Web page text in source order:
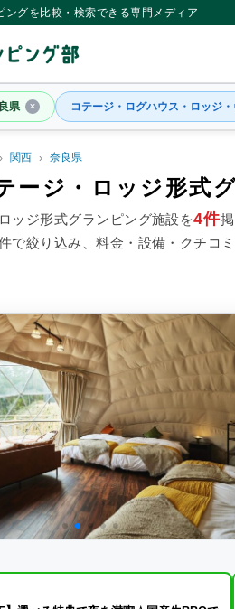
グを比較・検索できる専門メディア
県 コテージ・ログハウス・ロッジ
奈良県
シチュエーション
カップル 子連れ 大人数(
施設タイプ
ドームテント コットンテント
特徴・アクティビティ
BBQ サウナ・テントサウナ
駅から徒歩15分以内 駅から送
条件をクリア
関西 奈良県
ージ・ロッジ形式
ッジ形式グランピング施設を4件掲
で絞り込み、料金・設備・クチコ